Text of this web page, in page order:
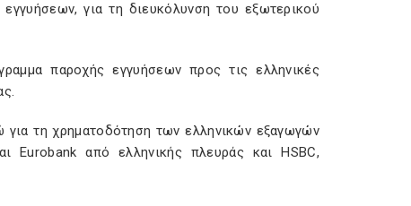
για τη διευκόλυνση του εξωτερικού
παροχής εγγυήσεων προς τις ελληνικές
τη χρηματοδότηση των ελληνικών εξαγωγών
Eurobank από ελληνικής πλευράς και HSBC,